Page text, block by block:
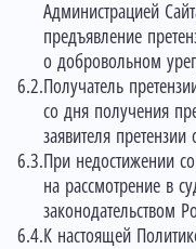
Администрацией
предъявление
о добровольном
Получатель
со дня получения
заявителя претензии
При недостижении
на рассмотрение в
законодательством
К настоящей